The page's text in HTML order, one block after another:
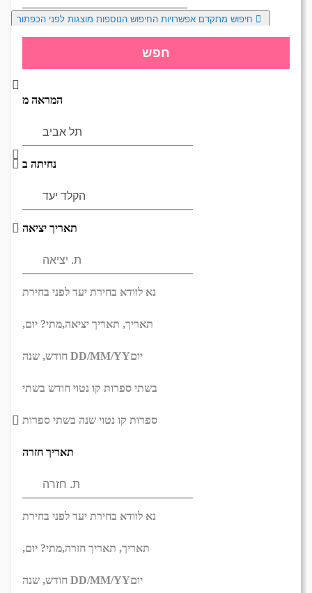
חודש, שנהDD/MM/YY יום
בשתי ספרות קו נטוי חודש בשתי
נא לוודא בחירת יעד לפני בחירת
תאריך,חפש
חיפוש מתקדם אפשרויות החיפוש הנוספות מוצגות לפני הכפתור
המראה מ
נחיתה ב
תאריך יציאה
נא לוודא בחירת יעד לפני בחירת
תאריך, תאריך יציאה,מתי? יום,
DD/MM/YYיום
בשתי ספרות קו נטוי חודש בשתי
ספרות קו נטוי שנה בשתי ספרות
תאריך חזרה
נא לוודא בחירת יעד לפני בחירת
תאריך, תאריך חזרה,מתי? יום,
DD/MM/YYיום